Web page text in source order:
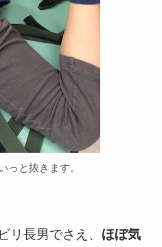
っと抜きます。
リ長男でさえ、 ほぼ気